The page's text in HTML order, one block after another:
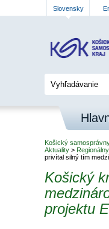
Slovensky
Košický
Aktuality >
privítal silný tím
Košický
projektu